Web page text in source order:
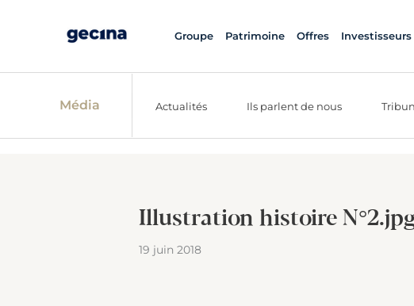
Groupe Patrimoine Offres Investisseurs
Média Actualités Ils parlent de nous
Illustration histoire
19 juin 2018